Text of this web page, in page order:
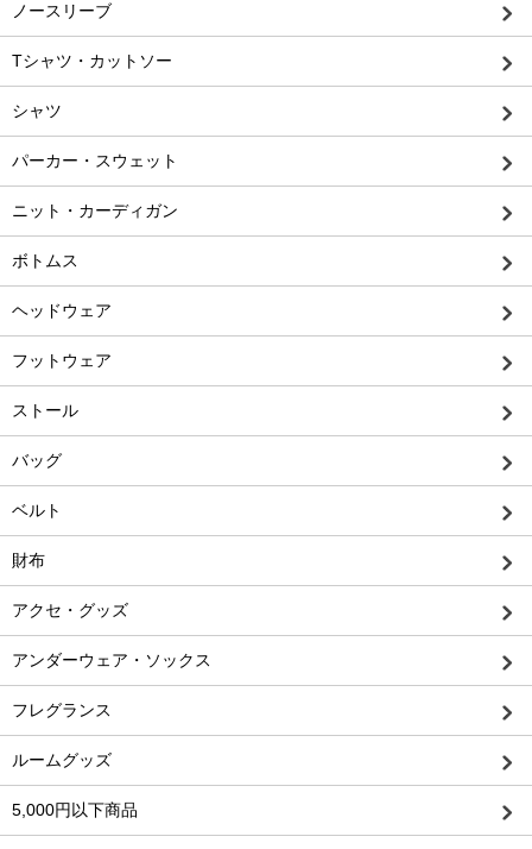
ノースリーブ
Tシャツ・カットソー
シャツ
パーカー・スウェット
ニット・カーディガン
ボトムス
ヘッドウェア
フットウェア
ストール
バッグ
ベルト
財布
アクセ・グッズ
アンダーウェア・ソックス
フレグランス
ルームグッズ
5,000円以下商品